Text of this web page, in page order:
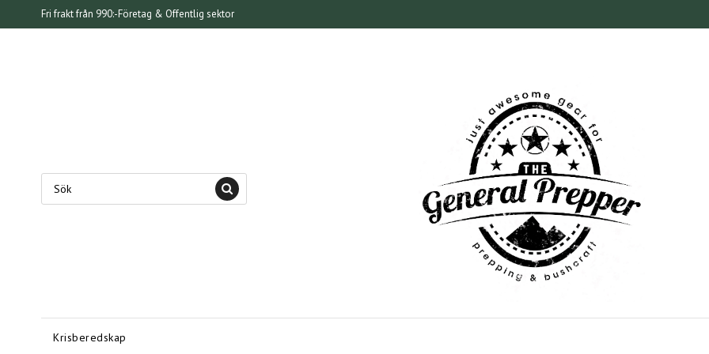
Fri frakt från 990:-Företag & Offentlig sektor
Krisberedskap